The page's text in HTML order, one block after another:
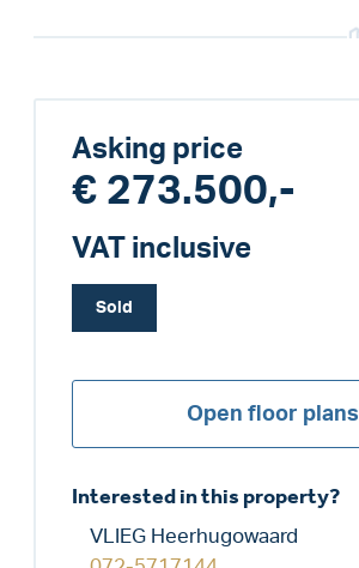
Asking price
€ 273.500,-
VAT inclusive
Sold
Open floor plans
Interested in this property?
VLIEG Heerhugowaard